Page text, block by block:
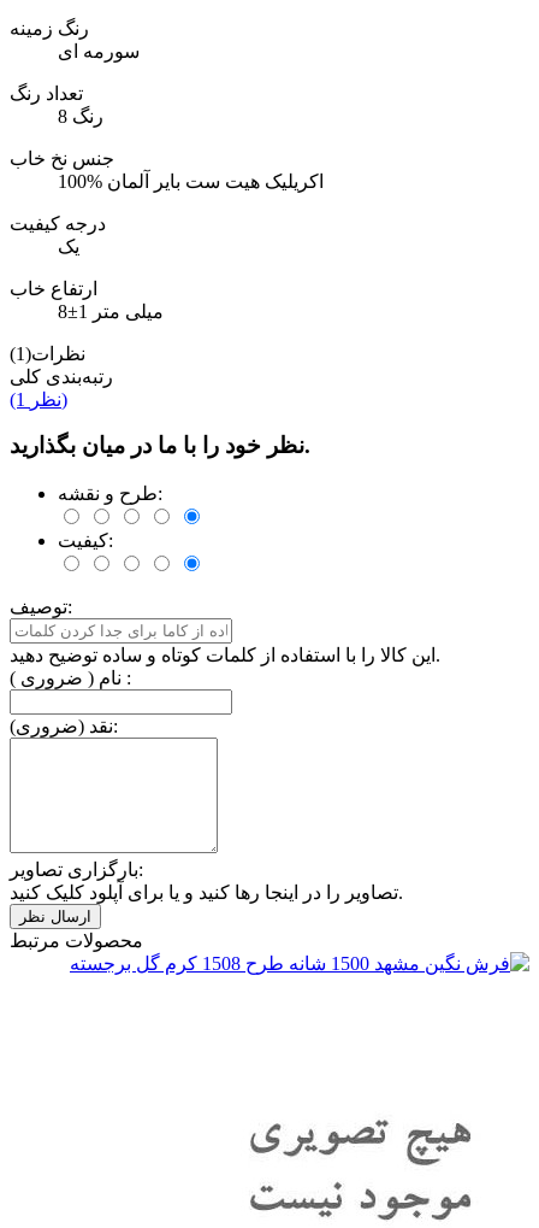
رنگ زمینه
سورمه ای
تعداد رنگ
8 رنگ
جنس نخ خاب
100% اکریلیک هیت ست بایر آلمان
درجه کیفیت
یک
ارتفاع خاب
8±1 میلی متر
نظرات(1)
رتبه‌بندی کلی
(1 نظر)
نظر خود را با ما در میان بگذارید.
طرح و نقشه:
کیفیت:
توصیف:
این کالا را با استفاده از کلمات کوتاه و ساده توضیح دهید.
نام ( ضروری ) :
نقد (ضروری):
بارگزاری تصاویر:
تصاویر را در اینجا رها کنید و یا برای آپلود کلیک کنید.
محصولات مرتبط